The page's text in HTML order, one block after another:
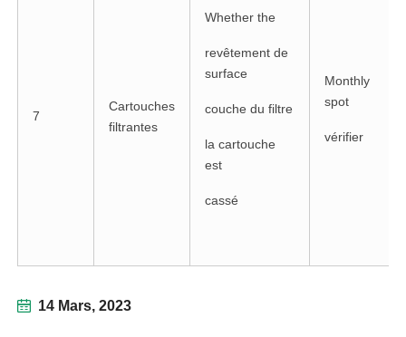
14 Mars, 2023
7
Cartouches
filtrantes
Whether the
revêtement de
surface
couche du filtre
la cartouche
est
cassé
Monthly
spot
vérifier